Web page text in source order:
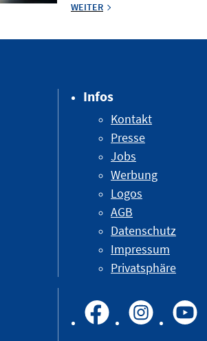
WEITER
Infos
Kontakt
Presse
Jobs
Werbung
Logos
AGB
Datenschutz
Impressum
Privatsphäre